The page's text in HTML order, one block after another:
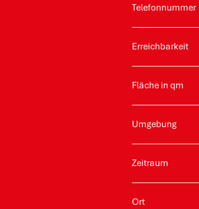
Telefonnummer
Erreichbarkeit
Fläche in qm
Umgebung
Zeitraum
Ort